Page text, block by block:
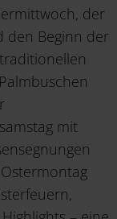
der
den Beginn der
mit